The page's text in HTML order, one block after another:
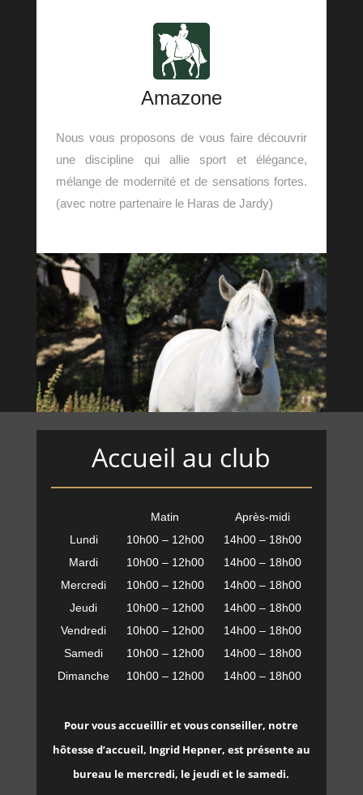
Amazone
Nous vous proposons de vous faire découvrir
une discipline qui allie sport et élégance,
mélange de modernité et de sensations fortes.
(avec notre partenaire le Haras de Jardy)
Accueil au club
Matin
Après-midi
Lundi
10h00 – 12h00
14h00 – 18h00
Mardi
10h00 – 12h00
14h00 – 18h00
Mercredi
10h00 – 12h00
14h00 – 18h00
Jeudi
10h00 – 12h00
14h00 – 18h00
Vendredi
10h00 – 12h00
14h00 – 18h00
Samedi
10h00 – 12h00
14h00 – 18h00
Dimanche
10h00 – 12h00 14h00 – 18h00
Pour vous accueillir et vous conseiller, notre
hôtesse d’accueil, Ingrid Hepner, est présente au
bureau le mercredi, le jeudi et le samedi.